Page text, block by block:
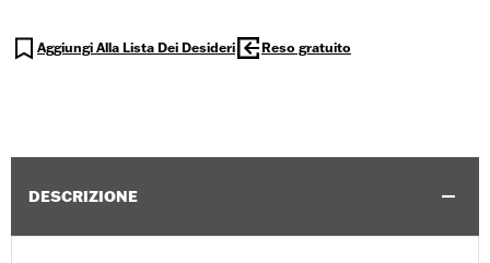
Aggiungi Alla Lista Dei Desideri Reso gratuito
DESCRIZIONE